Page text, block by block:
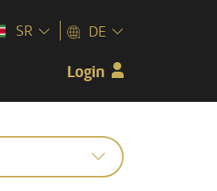
Login
SR DE